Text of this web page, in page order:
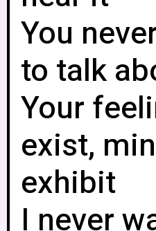
You
to talk
Your
exist,
exhibit
I never